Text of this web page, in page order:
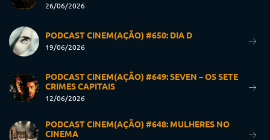
26/06/2026
PODCAST CINEM(AÇÃO) #650: DIA D
19/06/2026
PODCAST CINEM(AÇÃO) #649: SEVEN – OS SETE
CRIMES CAPITAIS
12/06/2026
PODCAST CINEM(AÇÃO) #648: MULHERES NO
CINEMA